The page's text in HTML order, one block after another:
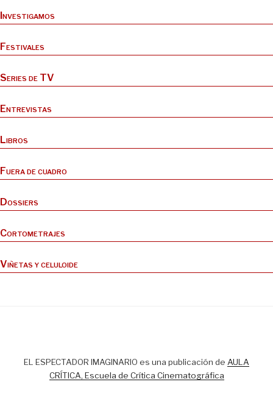
Investigamos
Festivales
Series de TV
Entrevistas
Libros
Fuera de cuadro
Dossiers
Cortometrajes
Viñetas y celuloide
EL ESPECTADOR IMAGINARIO es una publicación de AULA
CRÍTICA, Escuela de Crítica Cinematográfica